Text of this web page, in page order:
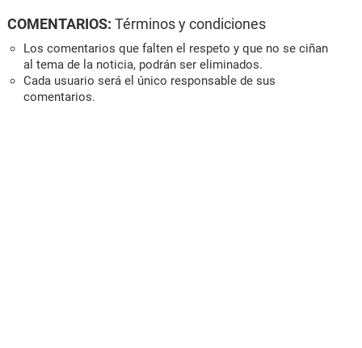
COMENTARIOS: Términos y condiciones
Los comentarios que falten el respeto y que no se ciñan
al tema de la noticia, podrán ser eliminados.
Cada usuario será el único responsable de sus
comentarios.